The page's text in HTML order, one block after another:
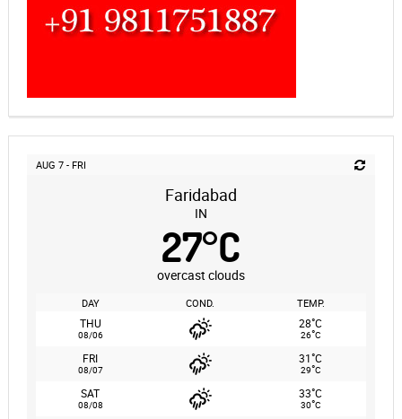
AUG 7 - FRI
Faridabad
IN
27°C
overcast clouds
DAY COND. TEMP.
THU
08/06
28°C
26°C
FRI
08/07
31°C
29°C
SAT
08/08
33°C
30°C